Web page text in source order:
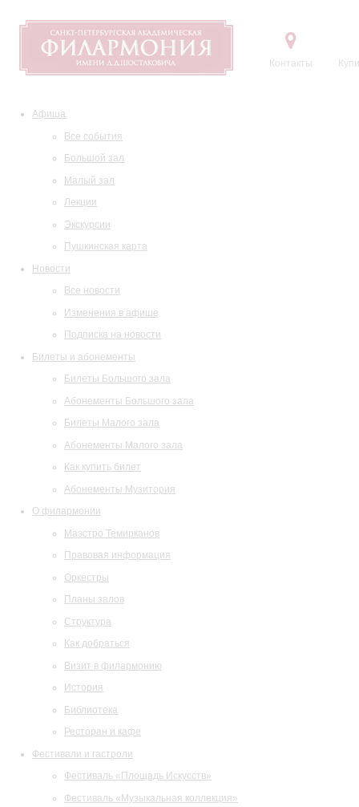
Контакты
Афиша
Все события
Большой зал
Малый зал
Лекции
Экскурсии
Пушкинская карта
Новости
Все новости
Изменения в афише
Подписка на новости
Билеты и абонементы
Билеты Большого зала
Абонементы Большого зала
Билеты Малого зала
Абонементы Малого зала
Как купить билет
Абонементы Музитория
О филармонии
Маэстро Темирканов
Правовая информация
Оркестры
Планы залов
Структура
Как добраться
Визит в филармонию
История
Библиотека
Ресторан и кафе
Фестивали и гастроли
Фестиваль «Площадь Искусств»
Фестиваль «Музыкальная коллекция»